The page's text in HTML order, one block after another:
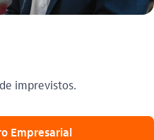
imprevistos.
Empresarial